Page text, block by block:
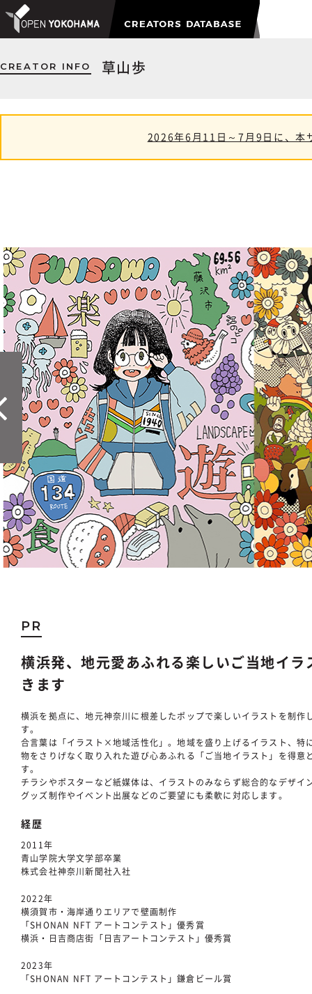
CREATOR INFO 草山歩
2026年6月11日～7月9日に、本
PR
横浜発、地元愛あふれる楽しいご当地イラ
きます
横浜を拠点に、地元神奈川に根差したポップで楽しいイラストを制作
す。
合言葉は「イラスト×地域活性化」。地域を盛り上げるイラスト、特
物をさりげなく取り入れた遊び心あふれる「ご当地イラスト」を得意
す。
チラシやポスターなど紙媒体は、イラストのみならず総合的なデザイ
グッズ制作やイベント出展などのご要望にも柔軟に対応します。
経歴
2011年
青山学院大学文学部卒業
株式会社神奈川新聞社入社
2022年
横須賀市・海岸通りエリアで壁画制作
「SHONAN NFT アートコンテスト」優秀賞
横浜・日吉商店街「日吉アートコンテスト」優秀賞
2023年
「SHONAN NFT アートコンテスト」鎌倉ビール賞